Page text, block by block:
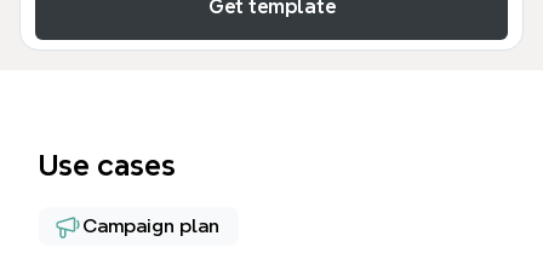
Get template
Use cases
Campaign plan